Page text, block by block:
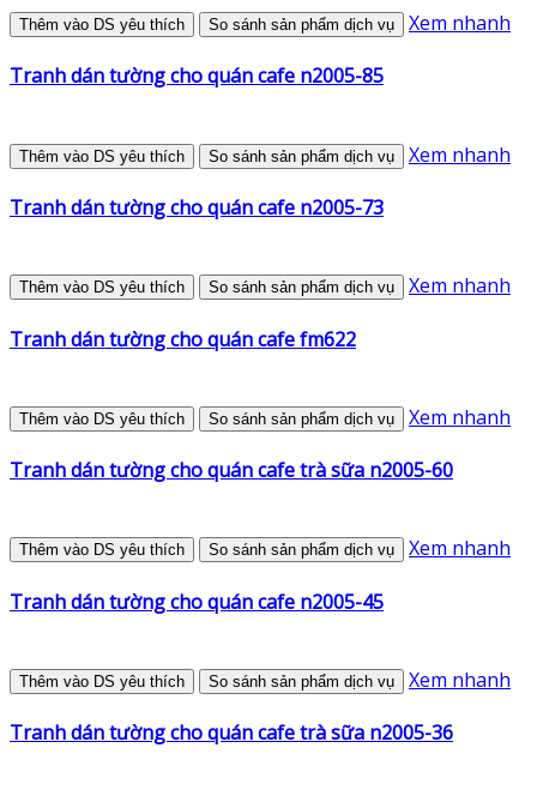
Thêm vào DS yêu thích So sánh sản phẩm dịch vụ Xem nhanh
Tranh dán tường cho quán cafe n2005-85
Thêm vào DS yêu thích So sánh sản phẩm dịch vụ Xem nhanh
Tranh dán tường cho quán cafe n2005-73
Thêm vào DS yêu thích So sánh sản phẩm dịch vụ Xem nhanh
Tranh dán tường cho quán cafe fm622
Thêm vào DS yêu thích So sánh sản phẩm dịch vụ Xem nhanh
Tranh dán tường cho quán cafe trà sữa n2005-60
Thêm vào DS yêu thích So sánh sản phẩm dịch vụ Xem nhanh
Tranh dán tường cho quán cafe n2005-45
Thêm vào DS yêu thích So sánh sản phẩm dịch vụ Xem nhanh
Tranh dán tường cho quán cafe trà sữa n2005-36